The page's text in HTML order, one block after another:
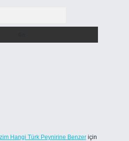
Hangi Türk Peynirine Benzeriçin